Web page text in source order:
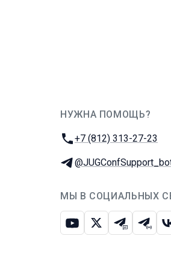
НУЖНА ПОМОЩЬ?
Телефон:
+7 (812) 313-27-23
Телеграм:
МЫ В СОЦИАЛЬНЫХ
ЮтубИкс Телеграм-